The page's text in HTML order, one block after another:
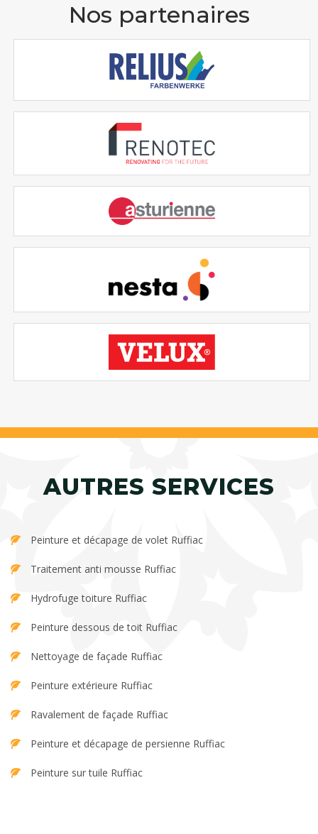
Nos partenaires
AUTRES SERVICES
Peinture et décapage de volet Ruffiac
Traitement anti mousse Ruffiac
Hydrofuge toiture Ruffiac
Peinture dessous de toit Ruffiac
Nettoyage de façade Ruffiac
Peinture extérieure Ruffiac
Ravalement de façade Ruffiac
Peinture et décapage de persienne Ruffiac
Peinture sur tuile Ruffiac